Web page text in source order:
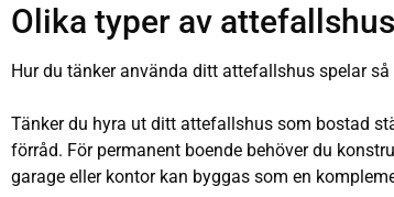
Olika typer av attefallshus
Hur du tänker använda ditt attefallshus spelar
Tänker du hyra ut ditt attefallshus som bostad
förråd. För permanent boende behöver du
garage eller kontor kan byggas som en